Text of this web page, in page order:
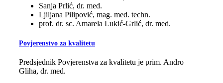
Sanja Prlić, dr. med.
Ljiljana Pilipović, mag. med. techn.
prof. dr. sc. Amarela Lukić-Grlić, dr. med.
Povjerenstvo za kvalitetu
Predsjednik Povjerenstva za kvalitetu je prim. Andro
Gliha, dr. med.